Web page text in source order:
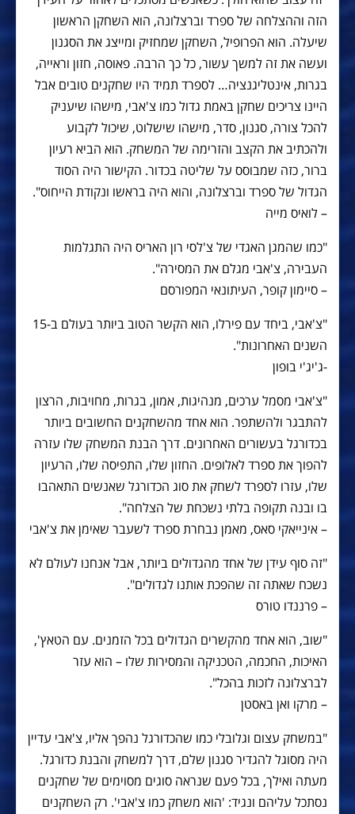
הזה וההצלחה של ספרד וברצלונה, הוא השחקן הראשון
שיעלה. הוא הפרופיל, השחקן שמחזיק ומייצג את הסגנון
ועשה את זה למשך עשור, כל כך הרבה. פאוסה, חזון וראייה,
בגרות, אינטליגנציה… לספרד תמיד היו שחקנים טובים אבל
היינו צריכים שחקן באמת גדול כמו צ'אבי, מישהו שיעניק
להכל צורה, סגנון, סדר, מישהו שישלוט, שיכול לקבוע
ולהכתיב את הקצב והזרימה של המשחק. הוא הביא רעיון
ברור, כזה שמבוסס על שליטה בכדור. הקישור היה הסוד
הגדול של ספרד וברצלונה, והוא היה בראשו ונקודת הייחוס".
– לואיס מייה
"כמו שהמגן האגדי של צ'לסי רון האריס היה התגלמות
העבירה, צ'אבי מגלם את המסירה".
– סיימון קופר, העיתונאי המפורסם
"צ'אבי, ביחד עם פירלו, הוא הקשר הטוב ביותר בעולם ב-15
השנים האחרונות".
-ג'יג'י בופון
"צ'אבי מסמל ערכים, מנהיגות, אמון, בגרות, מחויבות, הרצון
להתבגר ולהשתפר. הוא אחד מהשחקנים החשובים ביותר
בכדורגל בעשורים האחרונים. דרך הבנת המשחק שלו עזרה
להפוך את ספרד לאלופים. החזון שלו, התפיסה שלו, הרעיון
שלו, עזרו לספרד לשחק את סוג הכדורגל שאנשים התאהבו
בו ובנה תקופה בלתי נשכחת של הצלחה".
– אינייאקי סאס, מאמן נבחרת ספרד לשעבר שאימן את צ'אבי
"זה סוף עידן של אחד מהגדולים ביותר, אבל אנחנו לעולם לא
נשכח שאתה זה שהפכת אותנו לגדולים".
– פרננדו טורס
"שוב, הוא אחד מהקשרים הגדולים בכל הזמנים. עם הטאץ',
האיכות, החכמה, הטכניקה והמסירות שלו – הוא עזר
לברצלונה לזכות בהכל".
– מרקו ואן באסטן
"במשחק עצום וגלובלי כמו שהכדורגל נהפך אליו, צ'אבי עדיין
היה מסוגל להגדיר סגנון שלם, דרך למשחק והבנת כדורגל.
מעתה ואילך, בכל פעם שנראה סוגים מסוימים של שחקנים
נסתכל עליהם ונגיד: 'הוא משחק כמו צ'אבי'. רק השחקנים